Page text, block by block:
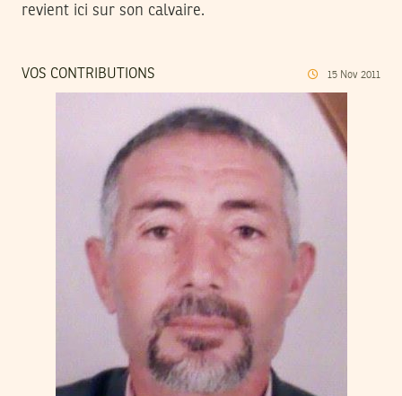
revient ici sur son calvaire.
VOS CONTRIBUTIONS 15 Nov 2011